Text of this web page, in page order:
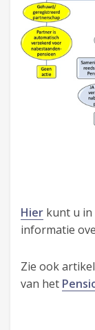
Hier kunt u in
informatie
Zie ook
van het